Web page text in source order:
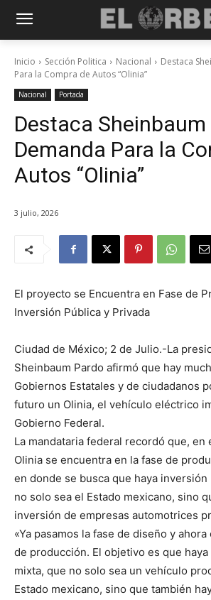
Inicio Sección Politica Nacional
Destaca
Para la Compra de Autos “Olinia”
Nacional Portada
Destaca
Demanda Para la
Autos “Olinia”
3 julio, 2026
El proyecto se Encuentra en Fase de
Inversión Pública y Privada
Ciudad de México; 2 de Julio.-La
Sheinbaum Pardo afirmó que hay
Gobiernos Estatales y de ciudadanos
futuro un Olinia, el vehículo eléctrico
Gobierno Federal.
La mandataria federal recordó que, en
Olinia se encuentra en la fase de
en donde se busca que haya inversión
no solo sea el Estado mexicano, sino
inversión de empresas automotrices
«Ya pasamos la fase de diseño y
de producción. El objetivo es que
mixta, que no solo sea un vehículo
Estado mexicano, sino que también